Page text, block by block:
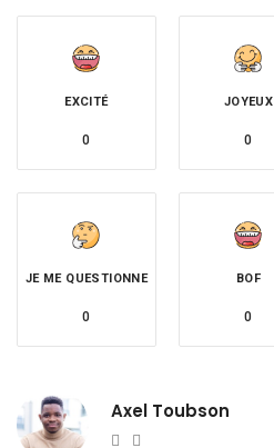
EXCITÉ
0
JOYEUX
0
JE ME QUESTIONNE
0
BOF
0
Axel Toubson
Website